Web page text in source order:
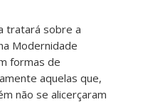
tratará sobre a
Modernidade
formas de
aquelas que,
não se alicerçaram